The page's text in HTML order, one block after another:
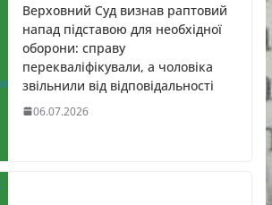
Верховний Суд визнав раптовий
напад підставою для необхідної
оборони: справу
перекваліфікували, а чоловіка
звільнили від відповідальності
06.07.2026